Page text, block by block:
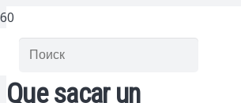
Que sacar un